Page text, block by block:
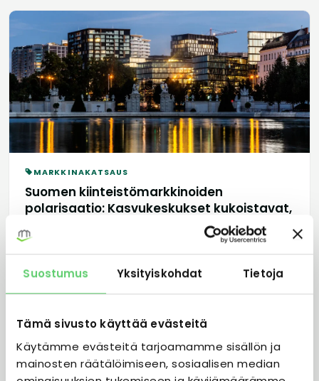
Suostumus Yksityiskohdat Tietoja
Tämä sivusto käyttää evästeitä
Käytämme evästeitä tarjoamamme sisällön ja
mainosten räätälöimiseen, sosiaalisen median
MARKKINAKATSAUS
Suomen kiinteistömarkkinoiden
polarisaatio: Kasvukeskukset kukoistavat,
Suomen kiinteistömarkkina on jakautunut
kasvukeskuksiin ja hiipuviin alueisiin. Mitä polarisaatio
tarkoittaa sijoittajalle — ja missä kannattaa sijoittaa?